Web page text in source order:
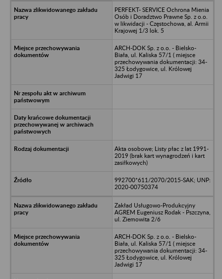
PERFEKT- SERVICE Ochrona Mienia
Osób i Doradztwo Prawne Sp. z o.o.
w likwidacji - Częstochowa, al. Armii
Krajowej 1/3 lok. 5
ARCH-DOK Sp. z o.o. - Bielsko-
Biała, ul. Kaliska 57/1 ( miejsce
przechowywania dokumentacji: 34-
325 Łodygowice, ul. Królowej
Jadwigi 17
Akta osobowe; Listy płac z lat 1991-
2019 (brak kart wynagrodzeń i kart
zasiłkowych)
992700*611/2070/2015-SAK; UNP:
2020-00750374
Zakład Usługowo-Produkcyjny
AGREM Eugeniusz Rodak - Pszczyna,
ul. Ziemowita 2/6
ARCH-DOK Sp. z o.o. - Bielsko-
Biała, ul. Kaliska 57/1 ( miejsce
przechowywania dokumentacji: 34-
325 Łodygowice, ul. Królowej
Jadwigi 17